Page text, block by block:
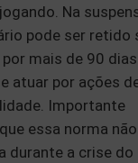
Na
pode ser retido
mais de 90 dias
atuar por ações
Importante
essa norma
durante a crise do